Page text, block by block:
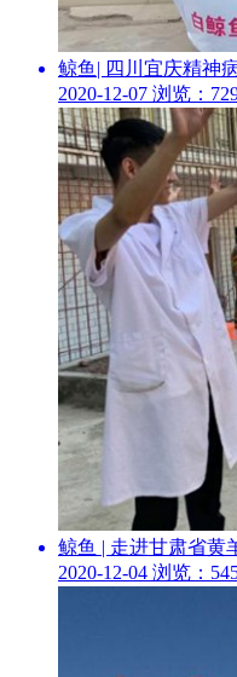
鲸鱼| 四川宜庆精神
2020-12-07 浏览：
鲸鱼 | 走进甘肃省黄
2020-12-04 浏览：